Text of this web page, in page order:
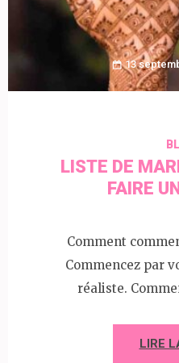
13
LISTE DE
FAIRE
Comment
Commencez par
réaliste.
LIRE